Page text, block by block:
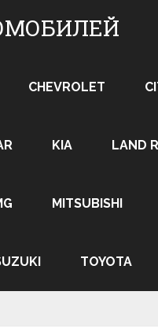
CHEVROLET
KIA LAND
MITSUBISHI
TOYOTA